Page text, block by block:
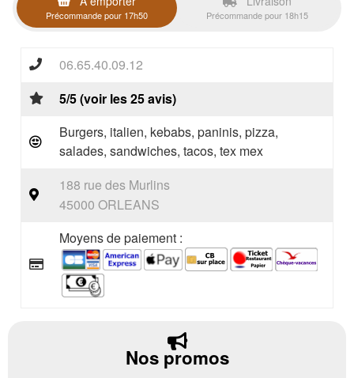
Précommande pour 17h50 Précommande pour 18h15
06.65.40.09.12
5/5 (voir les 25 avis)
Burgers, italien, kebabs, paninis, pizza,
salades, sandwiches, tacos, tex mex
188 rue des Murlins
45000 ORLEANS
Moyens de paiement :
Nos promos